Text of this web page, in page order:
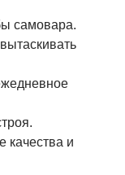
самовара.
качества и